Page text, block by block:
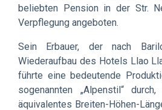
beliebten Pension in der Str.
Verpflegung angeboten.
Sein Erbauer, der nach
Wiederaufbau des Hotels Llao
führte eine bedeutende
sogenannten „Alpenstil“
äquivalentes Breiten-Höhen-